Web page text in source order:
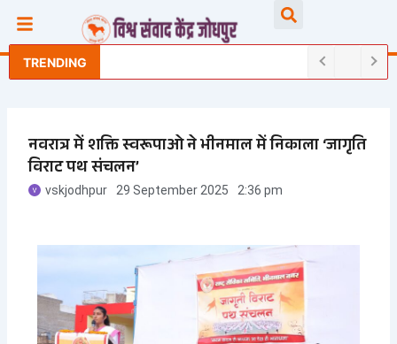
content
TRENDING
नवरात्र में शक्ति स्वरूपाओ ने भीनमाल में निकाला ‘जागृति
विराट पथ संचलन’
vskjodhpur 29 September 2025 2:36 pm